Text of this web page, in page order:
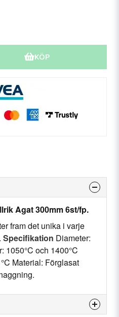
KÖP
Agat 300mm 6st/fp.
fram det unika i varje
Specifikation Diameter:
1050°C och 1400°C
Material: Förglasat